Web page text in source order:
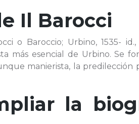
Il Barocci
o Baroccio; Urbino, 1535-
más esencial de Urbino. Se
manierista, la predilección
la